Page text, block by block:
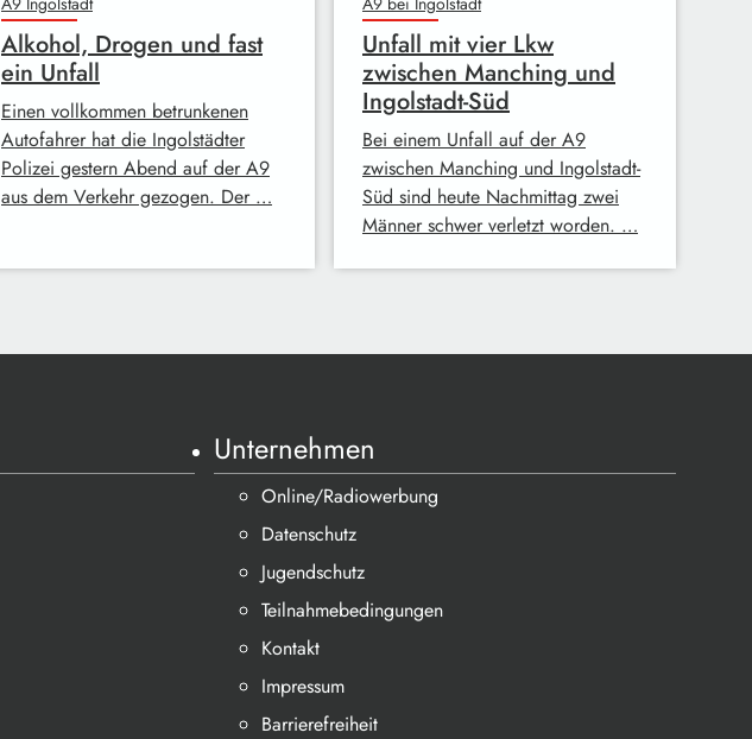
Alkohol, Drogen und fast
ein Unfall
Einen vollkommen betrunkenen
Autofahrer hat die Ingolstädter
Polizei gestern Abend auf der A9
aus dem Verkehr gezogen. Der …
Unfall mit vier Lkw
zwischen Manching und
Ingolstadt-Süd
Bei einem Unfall auf der A9
zwischen Manching und Ingolstadt-
Süd sind heute Nachmittag zwei
Männer schwer verletzt worden. …
Unternehmen
Online/Radiowerbung
Datenschutz
Jugendschutz
Teilnahmebedingungen
Kontakt
Impressum
Barrierefreiheit